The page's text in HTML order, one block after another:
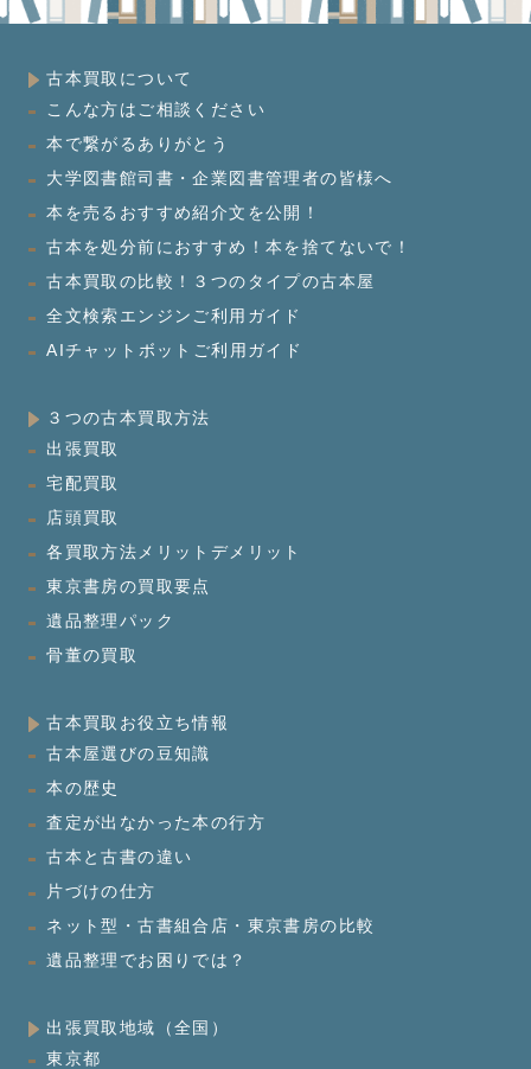
古本買取について
こんな方はご相談ください
本で繋がるありがとう
大学図書館司書・企業図書管理者の皆様へ
本を売るおすすめ紹介文を公開！
古本を処分前におすすめ！本を捨てないで！
古本買取の比較！３つのタイプの古本屋
全文検索エンジンご利用ガイド
AIチャットボットご利用ガイド
３つの古本買取方法
出張買取
宅配買取
店頭買取
各買取方法メリットデメリット
東京書房の買取要点
遺品整理パック
骨董の買取
古本買取お役立ち情報
古本屋選びの豆知識
本の歴史
査定が出なかった本の行方
古本と古書の違い
片づけの仕方
ネット型・古書組合店・東京書房の比較
遺品整理でお困りでは？
出張買取地域（全国）
東京都